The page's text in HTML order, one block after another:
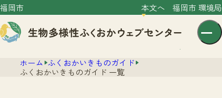
福岡市 本文へ 福岡市 環境局
ホーム ふくおかいきものガイド
ふくおかいきものガイド 一覧